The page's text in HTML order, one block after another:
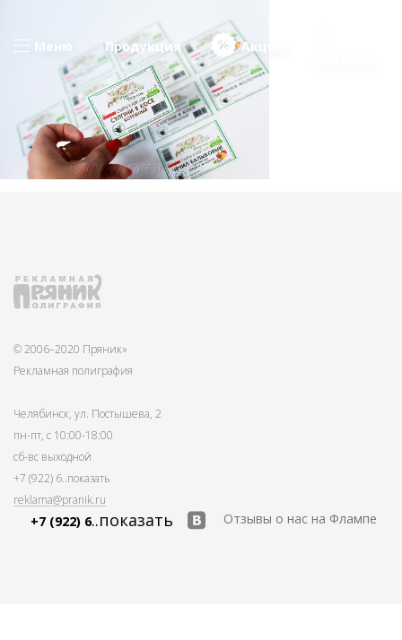
Меню Продукция
Акции
© 2006–2020 Пряник»
Рекламная полиграфия
Челябинск, ул. Постышева, 2
пн-пт, с 10:00-18:00
сб-вс выходной
+7 (922) 6..показать
reklama@pranik.ru
+7 (922) 6..показать Отзывы о нас на Флампе